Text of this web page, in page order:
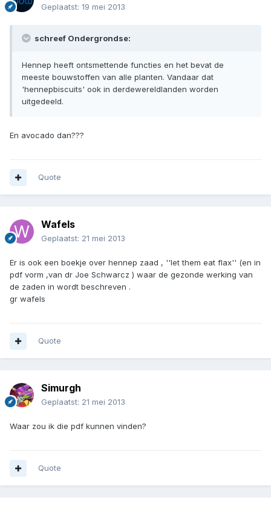
Geplaatst: 19 mei 2013
schreef Ondergrondse:
Hennep heeft ontsmettende functies en het bevat de
meeste bouwstoffen van alle planten. Vandaar dat
'hennepbiscuits' ook in derdewereldlanden worden
uitgedeeld.
En avocado dan???
Quote
Wafels
Geplaatst: 21 mei 2013
Er is ook een boekje over hennep zaad , ''let them eat flax'' (en in
pdf vorm ,van dr Joe Schwarcz ) waar de gezonde werking van
de zaden in wordt beschreven .
gr wafels
Quote
Simurgh
Geplaatst: 21 mei 2013
Waar zou ik die pdf kunnen vinden?
Quote